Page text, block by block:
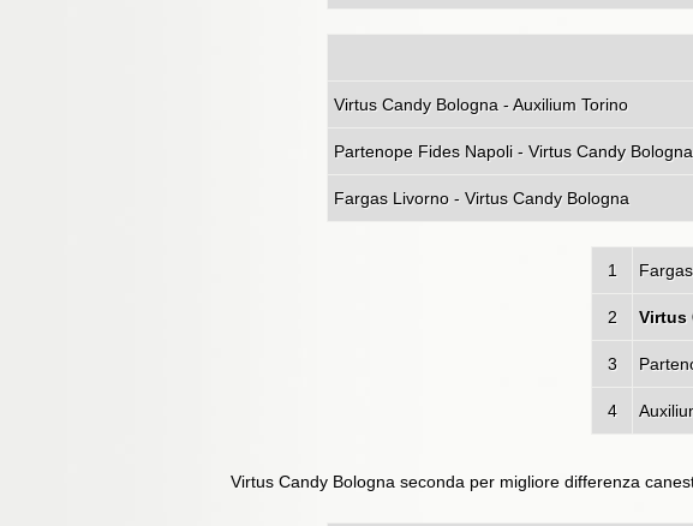
Virtus Candy
Partenope Fides Napoli - Virtus Candy Bologna
Fargas Livorno - Virtus Candy Bologna
1
2 Virtus
3
4
Virtus Candy Bologna seconda per migliore differenza